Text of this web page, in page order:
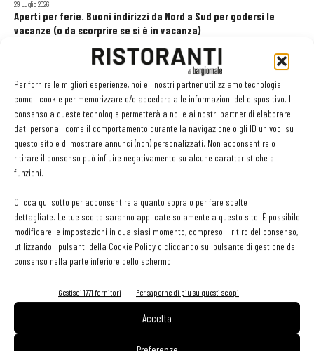
Per fornire le migliori esperienze, noi e i nostri partner utilizziamo tecnologie
come i cookie per memorizzare e/o accedere alle informazioni del dispositivo. Il
consenso a queste tecnologie permetterà a noi e ai nostri partner di elaborare
dati personali come il comportamento durante la navigazione o gli ID univoci su
questo sito e di mostrare annunci (non) personalizzati. Non acconsentire o
ritirare il consenso può influire negativamente su alcune caratteristiche e
funzioni.
Clicca qui sotto per acconsentire a quanto sopra o per fare scelte
dettagliate. Le tue scelte saranno applicate solamente a questo sito. È possibile
modificare le impostazioni in qualsiasi momento, compreso il ritiro del consenso,
utilizzando i pulsanti della Cookie Policy o cliccando sul pulsante di gestione del
consenso nella parte inferiore dello schermo.
Gestisci 1771 fornitori Per saperne di più su questi scopi
Accetta
29 Luglio 2026
Aperti per ferie. Buoni indirizzi da Nord a Sud per godersi le
vacanze (o da scorprire se si è in vacanza)
Recensioni online, Fipe e le associazioni del turismo chiedono
modifiche alle Linee Guida dell’Antitrust
20 Luglio 2026
EDICOLA WEB